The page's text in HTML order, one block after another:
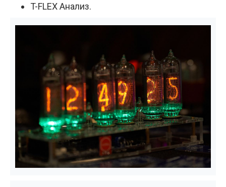
T-FLEX Анализ.